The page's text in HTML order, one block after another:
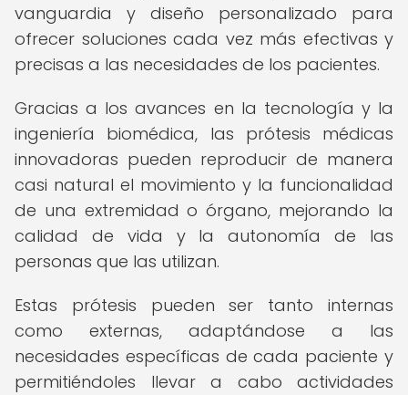
vanguardia y diseño personalizado para
ofrecer soluciones cada vez más efectivas y
precisas a las necesidades de los pacientes.
Gracias a los avances en la tecnología y la
ingeniería biomédica, las prótesis médicas
innovadoras pueden reproducir de manera
casi natural el movimiento y la funcionalidad
de una extremidad o órgano, mejorando la
calidad de vida y la autonomía de las
personas que las utilizan.
Estas prótesis pueden ser tanto internas
como externas, adaptándose a las
necesidades específicas de cada paciente y
permitiéndoles llevar a cabo actividades